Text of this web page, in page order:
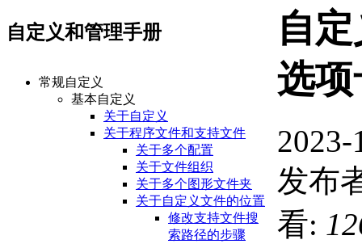
自定义和管理手册
常规自定义
基本自定义
关于自定义
关于程序文件和支持文件
关于多个配置
关于文件组织
关于多个图形文件夹
关于自定义文件的位置
修改支持文件搜
索路径的步骤
自
选
2023-
发布
看: